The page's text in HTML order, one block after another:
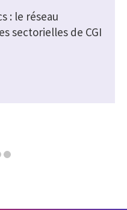
: le réseau
sectorielles de CGI